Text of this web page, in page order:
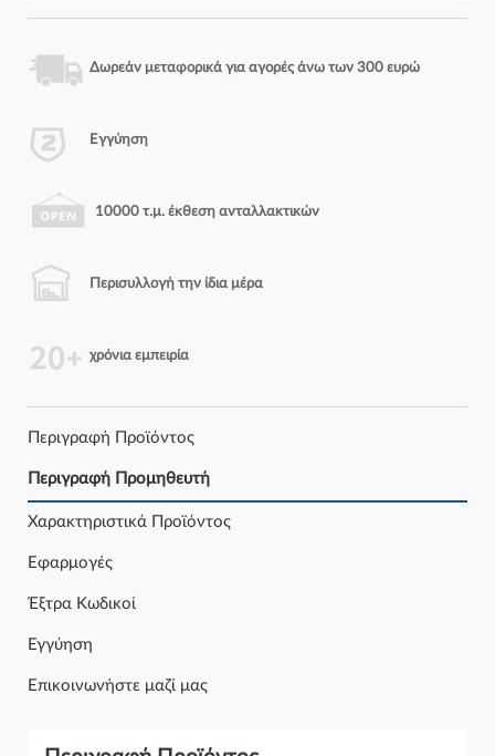
Δωρεάν μεταφορικά για αγορές άνω των 300 ευρώ
Εγγύηση
10000 τ.μ. έκθεση ανταλλακτικών
Περισυλλογή την ίδια μέρα
χρόνια εμπειρία
Περιγραφή Προϊόντος
Περιγραφή Προμηθευτή
Χαρακτηριστικά Προϊόντος
Εφαρμογές
Έξτρα Κωδικοί
Εγγύηση
Επικοινωνήστε μαζί μας